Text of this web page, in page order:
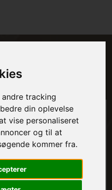
tracking
din oplevelse
vise personaliseret
og til at
kommer fra.
Storvorde